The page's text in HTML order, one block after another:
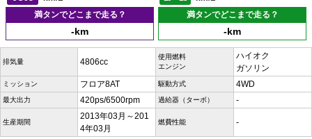
満タンでどこまで走る？
-km
満タンでどこまで走る？
-km
排気量 4806cc
使用燃料
エンジン
ハイオク
ガソリン
ミッション フロア8AT 駆動方式 4WD
最大出力 420ps/6500rpm 過給器（ターボ） -
生産期間
2013年03月～201
4年03月
燃費性能 -